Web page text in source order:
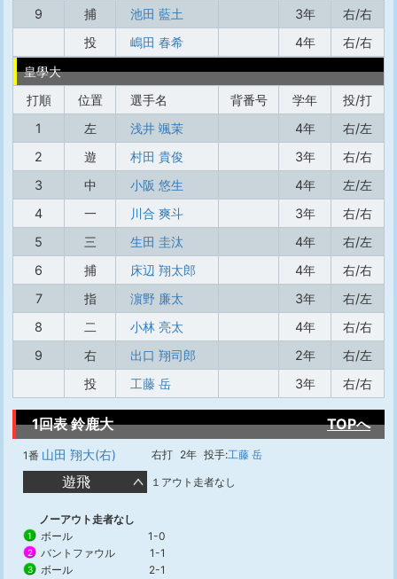
9
捕 池田 藍土 3年
右/右
投
嶋田 春希 4年
右/右
皇學大
打順
位置 選手名 背番号 学年
投/打
1
左 浅井 颯茉 4年
右/左
2
遊 村田 貴俊 3年
右/右
3
中 小阪 悠生 4年
左/左
4
一 川合 爽斗 3年
右/右
5
三 生田 圭汰 4年
右/左
6
捕 床辺 翔太郎 4年
右/右
7
指 濵野 廉太 3年
右/左
8
二 小林 亮太 4年
右/右
9
右 出口 翔司郎 2年
右/左
投
工藤 岳 3年 右/右
1回表 鈴鹿大 TOPへ
1番 山田 翔大(右) 右打 2年 投手:工藤 岳
遊飛 １アウト走者なし
ノーアウト走者なし
1 ボール 1-0
2 バントファウル 1-1
3 ボール 2-1